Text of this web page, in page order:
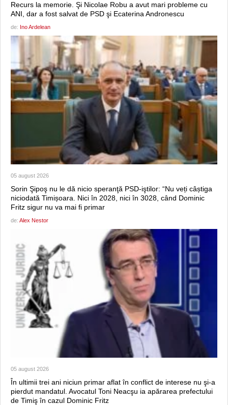
Recurs la memorie. Şi Nicolae Robu a avut mari probleme cu
ANI, dar a fost salvat de PSD şi Ecaterina Andronescu
de: Ino Ardelean
05 august 2026
Sorin Şipoş nu le dă nicio speranţă PSD-iştilor: “Nu veți câștiga
niciodată Timișoara. Nici în 2028, nici în 3028, când Dominic
Fritz sigur nu va mai fi primar
de: Alex Nestor
05 august 2026
În ultimii trei ani niciun primar aflat în conflict de interese nu şi-a
pierdut mandatul. Avocatul Toni Neacşu ia apărarea prefectului
de Timiş în cazul Dominic Fritz